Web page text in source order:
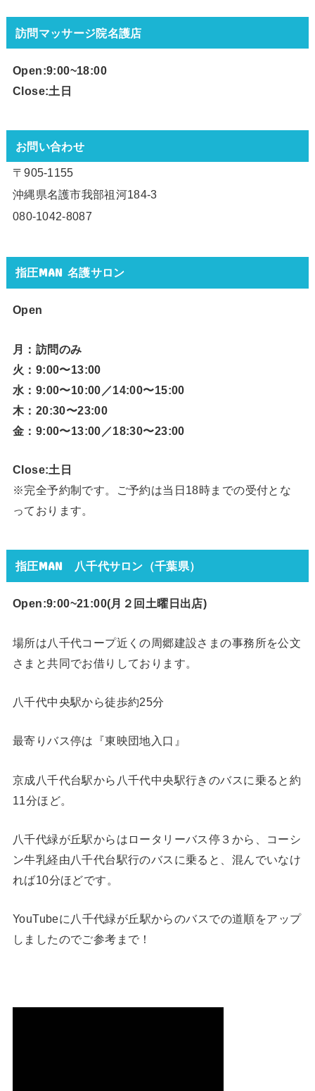
訪問マッサージ院名護店
Open:9:00~18:00
Close:土日
お問い合わせ
〒905-1155
沖縄県名護市我部祖河184-3
080-1042-8087
指圧MAN 名護サロン
Open
月：訪問のみ
火：9:00〜13:00
水：9:00〜10:00／14:00〜15:00
木：20:30〜23:00
金：9:00〜13:00／18:30〜23:00
Close:土日
※完全予約制です。ご予約は当日18時までの受付とな
っております。
指圧MAN 八千代サロン（千葉県）
Open:9:00~21:00(月２回 土曜日出店)
場所は八千代コープ近くの周郷建設さまの事務所を公文
さまと共同でお借りしております。
八千代中央駅から徒歩約25分
最寄りバス停は『東映団地入口』
京成八千代台駅から八千代中央駅行きのバスに乗ると約
11分ほど。
八千代緑が丘駅からはロータリーバス停３から、コーシ
ン牛乳経由八千代台駅行のバスに乗ると、混んでいなけ
れば10分ほどです。
YouTubeに八千代緑が丘駅からのバスでの道順をアップ
しましたのでご参考まで！